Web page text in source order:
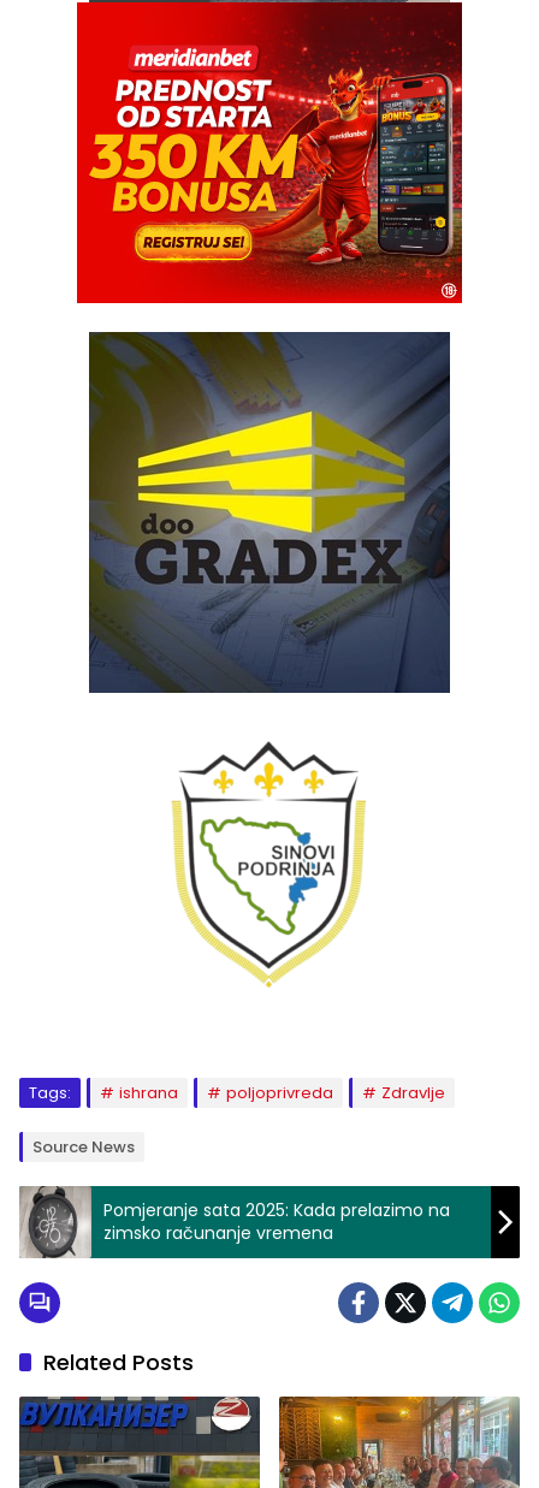
Tags: ishrana poljoprivreda Zdravlje
Source News
Pomjeranje sata 2025: Kada prelazimo na
zimsko računanje vremena
Related Posts